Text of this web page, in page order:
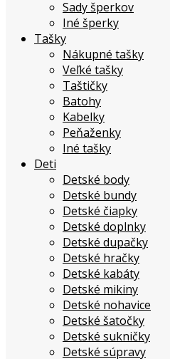
Sady šperkov
Iné šperky
Tašky
Nákupné tašky
Veľké tašky
Taštičky
Batohy
Kabelky
Peňaženky
Iné tašky
Deti
Detské body
Detské bundy
Detské čiapky
Detské doplnky
Detské dupačky
Detské hračky
Detské kabáty
Detské mikiny
Detské nohavice
Detské šatočky
Detské sukničky
Detské súpravy